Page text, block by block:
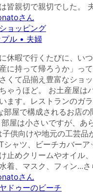
皆親切で親切でした。
さん
ョッピング
プル • 夫婦
休暇で行くたびに、い
に持って帰ろうか」っ
くて品揃え豊富なショ
ゃうほど。 お土産屋は
ます。レストランのガ
部屋で構成されるお店の
部屋は小さいですが、あ
供向けや地元の工芸品
シャツ、ビーチカバーア
止めクリームやオイル、
着、マスク、フィン...
さん
ドゥーのビーチ